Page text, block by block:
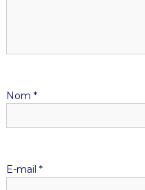
Nom *
E-mail *